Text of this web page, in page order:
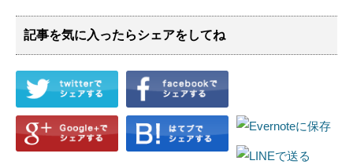
記事を気に入ったらシェアをしてね